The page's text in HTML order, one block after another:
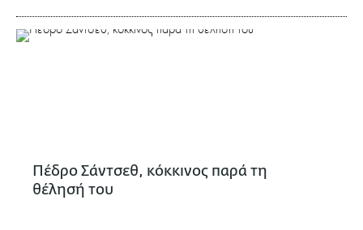
Πέδρο Σάντσεθ, κόκκινος παρά τη
θέλησή του